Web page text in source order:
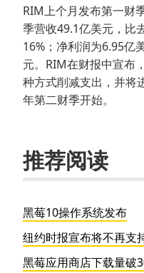
RIM上个月发布第一财
季营收49.1亿美元，比
16%；净利润为6.95亿
元。RIM在财报中宣布
种方式削减支出，并将
年第二财季开始。
推荐阅读
黑莓10操作系统发布
纽约时报宣布将不再支
黑莓应用商店下载量破